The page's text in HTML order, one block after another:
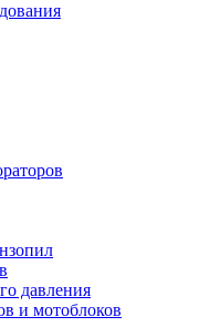
давления
и мотоблоков